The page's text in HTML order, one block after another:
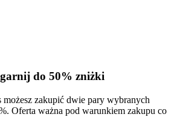
do 50% zniżki
zakupić dwie pary wybranych
Oferta ważna pod warunkiem zakupu co